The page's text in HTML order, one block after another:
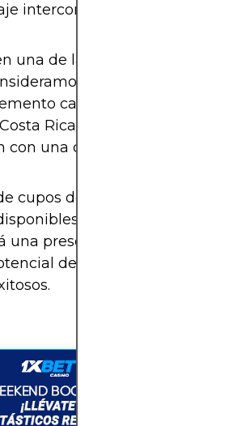
intercontinental.
una de las más beneficiadas
que
casi duplica las
Rica, Panamá, Honduras
con una clasificación más
cupos de Concacaf
en el torneo. Esto
una presencia
de hasta 8 equipos de